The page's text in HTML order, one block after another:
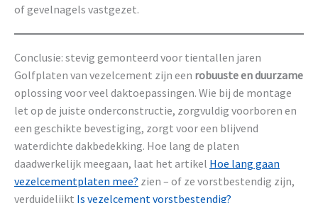
of gevelnagels vastgezet.
Conclusie: stevig gemonteerd voor tientallen jaren
Golfplaten van vezelcement zijn een robuuste en duurzame
oplossing voor veel daktoepassingen. Wie bij de montage
let op de juiste onderconstructie, zorgvuldig voorboren en
een geschikte bevestiging, zorgt voor een blijvend
waterdichte dakbedekking. Hoe lang de platen
daadwerkelijk meegaan, laat het artikel Hoe lang gaan
vezelcementplaten mee? zien – of ze vorstbestendig zijn,
verduidelijkt Is vezelcement vorstbestendig?